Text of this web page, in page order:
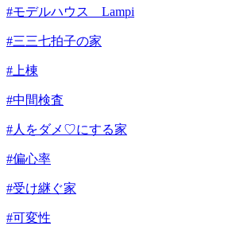
#モデルハウス Lampi
#三三七拍子の家
#上棟
#中間検査
#人をダメ♡にする家
#偏心率
#受け継ぐ家
#可変性